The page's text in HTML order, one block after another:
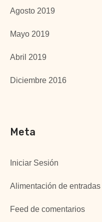
Agosto 2019
Mayo 2019
Abril 2019
Diciembre 2016
Meta
Iniciar Sesión
Alimentación de entradas
Feed de comentarios